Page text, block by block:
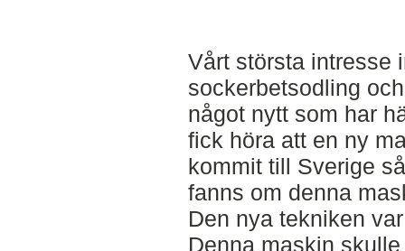
Vårt största intresse
sockerbetsodling
något nytt som har
fick höra att en ny
kommit till Sverige
fanns om denna
Den nya tekniken
Denna maskin